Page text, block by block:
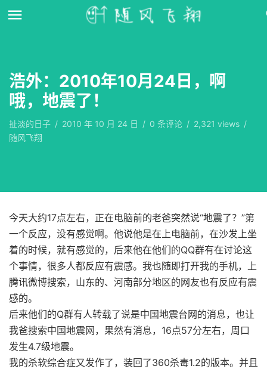
浩外：2010年10月24日，啊
哦，地震了！
扯淡的日子 / 2010 年 10 月 24 日 / 0 条评论 / 2,321 views /
随风飞翔
今天大约17点左右，正在电脑前的老爸突然说“地震了？”第
一个反应，没有感觉啊。他说他是在上电脑前，在沙发上坐
着的时候，就有感觉的，后来他在他们的QQ群有在讨论这
个事情，很多人都反应有震感。我也随即打开我的手机，上
腾讯微博搜索，山东的、河南部分地区的网友也有反应有震
感的。
后来他们的Q群有人转载了说是中国地震台网的消息，也让
我爸搜索中国地震网，果然有消息，16点57分左右，周口
发生4.7级地震。
我的杀软综合症又发作了，装回了360杀毒1.2的版本。并且